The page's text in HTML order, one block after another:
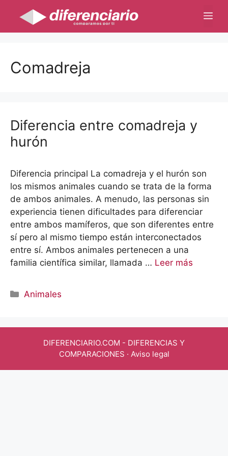
contenido
Comadreja
Diferencia entre comadreja y
hurón
Diferencia principal La comadreja y el hurón son
los mismos animales cuando se trata de la forma
de ambos animales. A menudo, las personas sin
experiencia tienen dificultades para diferenciar
entre ambos mamíferos, que son diferentes entre
sí pero al mismo tiempo están interconectados
entre sí. Ambos animales pertenecen a una
familia científica similar, llamada … Leer más
Categorías
Animales
DIFERENCIARIO.COM - DIFERENCIAS Y
COMPARACIONES · Aviso legal